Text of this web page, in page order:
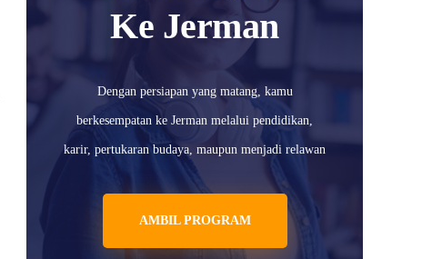
Ke Jerman
Dengan persiapan yang matang, kamu
berkesempatan ke Jerman melalui pendidikan,
karir, pertukaran budaya, maupun menjadi relawan
AMBIL PROGRAM